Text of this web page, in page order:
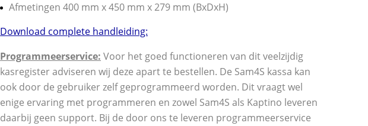
Afmetingen 400 mm x 450 mm x 279 mm (BxDxH)
Download complete handleiding:
Programmeerservice: Voor het goed functioneren van dit veelzijdig
kasregister adviseren wij deze apart te bestellen. De Sam4S kassa kan
ook door de gebruiker zelf geprogrammeerd worden. Dit vraagt wel
enige ervaring met programmeren en zowel Sam4S als Kaptino leveren
daarbij geen support. Bij de door ons te leveren programmeerservice